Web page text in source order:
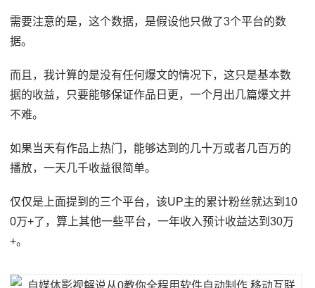
需要注意的是，这个数据，是假设他只做了3个平台的数
据。
而且，我计算的是没有任何爆文的情况下，这只是基本数
据的收益，只要能够保证作品日更，一个月出几篇爆文并
不难。
如果当天有作品上热门，能够达到的几十万或者几百万的
播放，一天几千收益很简单。
仅仅是上面提到的三个平台，该UP主的累计粉丝就达到10
0万+了，算上其他一些平台，一年收入预计收益达到30万
+。